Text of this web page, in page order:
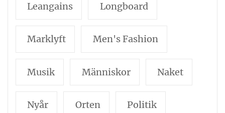
Leangains Longboard
Marklyft Men's Fashion
Musik Människor Naket
Nyår Orten Politik